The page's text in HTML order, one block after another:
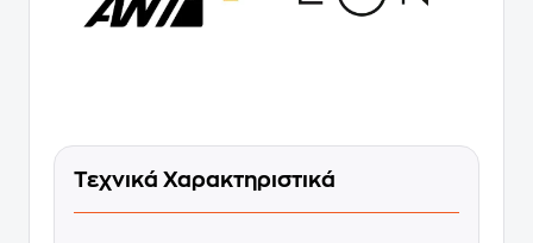
Τεχνικά Χαρακτηριστικά